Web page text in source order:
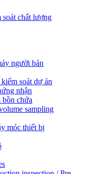
chất lượng
người bán
soát dự án
nhận
chứa
sampling
móc thiết bị